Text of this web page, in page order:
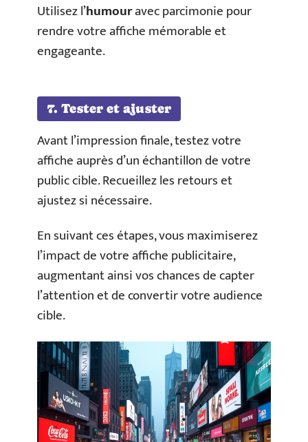
Utilisez l’humouravec parcimonie pour
rendre votre affiche mémorable et
engageante.
7. Tester et ajuster
Avant l’impression finale, testez votre
affiche auprès d’un échantillon de votre
public cible. Recueillez les retours et
ajustez si nécessaire.
En suivant ces étapes, vous maximiserez
l’impact de votre affiche publicitaire,
augmentant ainsi vos chances de capter
l’attention et de convertir votre audience
cible.